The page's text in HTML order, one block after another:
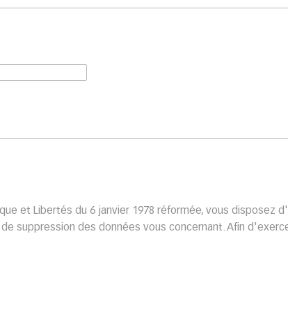
et Libertés du 6 janvier 1978 réformée, vous disposez
suppression des données vous concernant. Afin